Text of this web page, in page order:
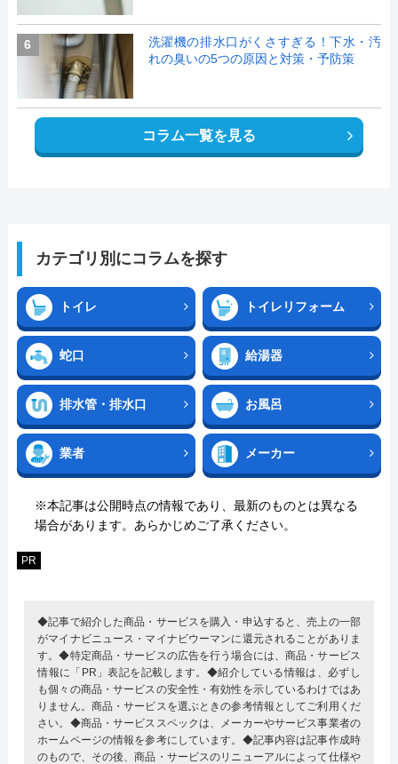
6
洗濯機の排水口がくさすぎる！下水・汚
れの臭いの5つの原因と対策・予防策
コラム一覧を見る
カテゴリ別にコラムを探す
トイレ トイレリフォーム
蛇口 給湯器
排水管・排水口 お風呂
業者 メーカー
※本記事は公開時点の情報であり、最新のものとは異なる
場合があります。あらかじめご了承ください。
PR
◆記事で紹介した商品・サービスを購入・申込すると、売上の一部
がマイナビニュース・マイナビウーマンに還元されることがありま
す。◆特定商品・サービスの広告を行う場合には、商品・サービス
情報に「PR」表記を記載します。◆紹介している情報は、必ずし
も個々の商品・サービスの安全性・有効性を示しているわけではあ
りません。商品・サービスを選ぶときの参考情報としてご利用くだ
さい。◆商品・サービススペックは、メーカーやサービス事業者の
ホームページの情報を参考にしています。◆記事内容は記事作成時
のもので、その後、商品・サービスのリニューアルによって仕様や